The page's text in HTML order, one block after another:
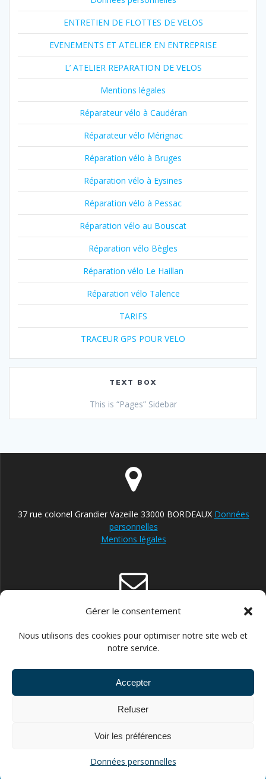
Gérer le consentement
Nous utilisons des cookies pour optimiser notre site web et
notre service.
Accepter
Refuser
Voir les préférences
Données personnelles
ENTRETIEN DE FLOTTES DE VELOS
EVENEMENTS ET ATELIER EN ENTREPRISE
L’ ATELIER REPARATION DE VELOS
Mentions légales
Réparateur vélo à Caudéran
Réparateur vélo Mérignac
Réparation vélo à Bruges
Réparation vélo à Eysines
Réparation vélo à Pessac
Réparation vélo au Bouscat
Réparation vélo Bègles
Réparation vélo Le Haillan
Réparation vélo Talence
TARIFS
TRACEUR GPS POUR VELO
TEXT BOX
This is “Pages” Sidebar
37 rue colonel Grandier Vazeille 33000 BORDEAUX Données
personnelles
Mentions légales
contact@reparateur-velo-bordeaux.com
06.30.87.13.21 POUR ENTREPRISES ET STRUCTURES
PUBLIQUES //// 06.43.66.14.60 POUR PARTICULIERS
Mesmerize